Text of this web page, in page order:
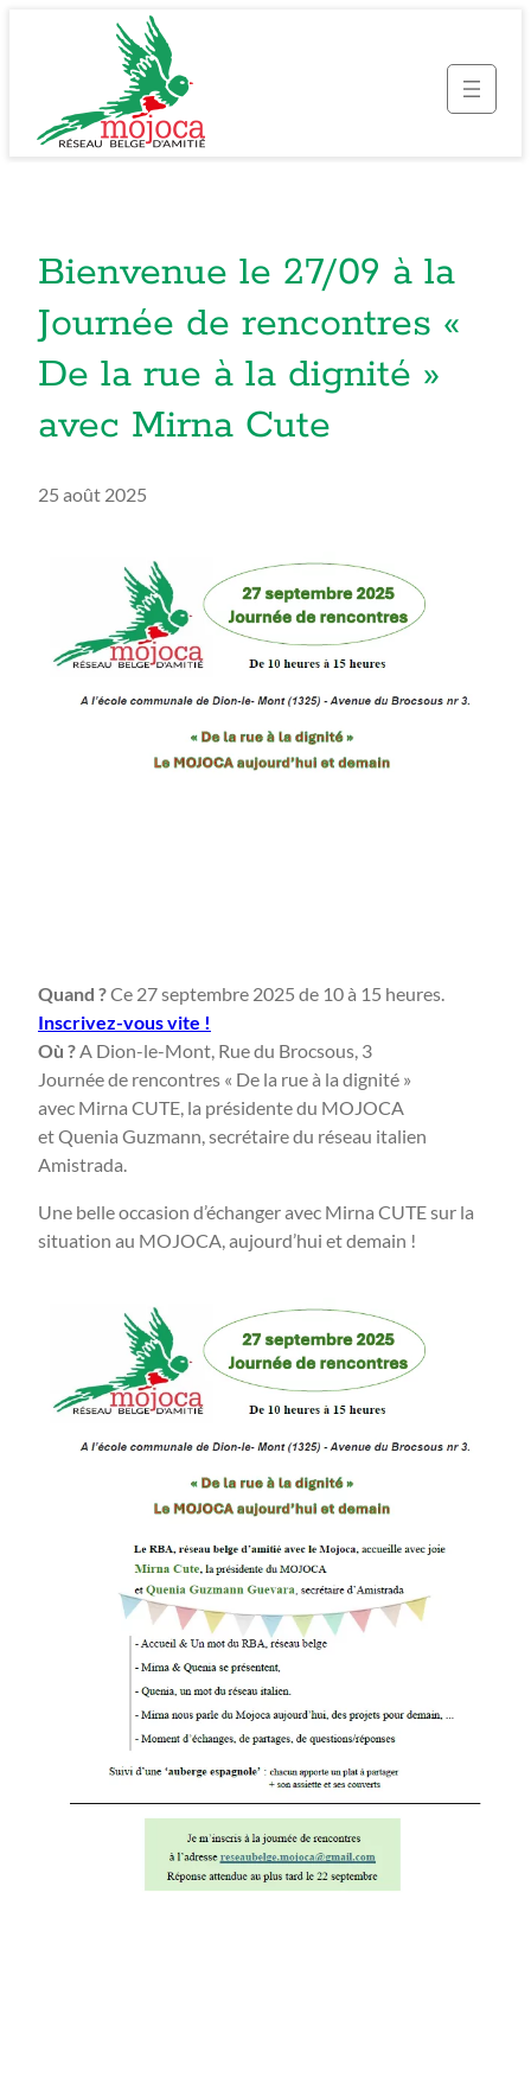
Bienvenue le 27/09 à la
Journée de rencontres «
De la rue à la dignité »
avec Mirna Cute
25 août 2025
Quand ?Ce 27 septembre 2025 de 10 à 15 heures.
Inscrivez-vous vite !
Où ?A Dion-le-Mont, Rue du Brocsous, 3
Journée de rencontres « De la rue à la dignité »
avec Mirna CUTE, la présidente du MOJOCA
et Quenia Guzmann, secrétaire du réseau italien
Amistrada.
Une belle occasion d’échanger avec Mirna CUTE sur la
situation au MOJOCA, aujourd’hui et demain !